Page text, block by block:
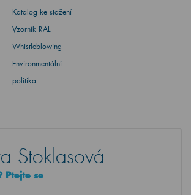
Katalog ke stažení
Vzorník RAL
Whistleblowing
Environmentální
politika
Stoklasová
Ptejte se